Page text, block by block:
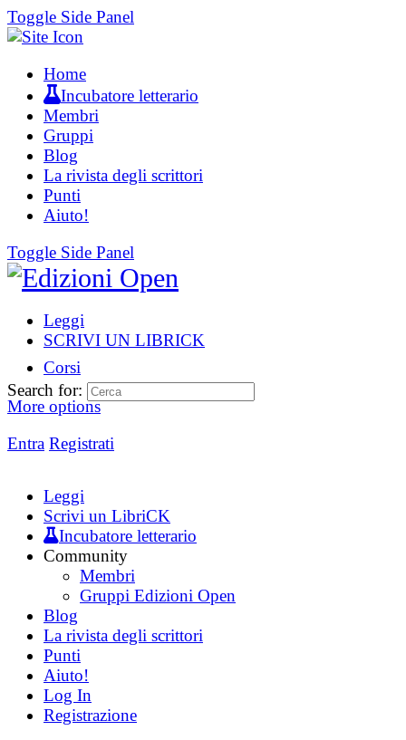
Toggle Side Panel
Home
Incubatore letterario
Membri
Gruppi
Blog
La rivista degli scrittori
Punti
Aiuto!
Toggle Side Panel
Leggi
SCRIVI UN LIBRICK
Corsi
More options
Entra Registrati
Search for:
Leggi
Scrivi un LibriCK
Incubatore letterario
Community
Membri
Gruppi Edizioni Open
Blog
La rivista degli scrittori
Punti
Aiuto!
Log In
Registrazione